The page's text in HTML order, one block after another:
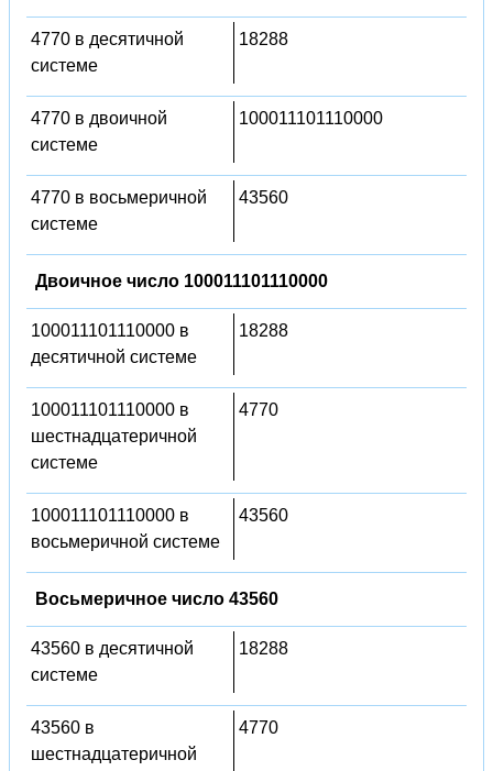
4770 в десятичной
системе
18288
4770 в двоичной
системе
100011101110000
4770 в восьмеричной
системе
43560
Двоичное число 100011101110000
100011101110000 в
десятичной системе
18288
100011101110000 в
шестнадцатеричной
системе
4770
100011101110000 в
восьмеричной системе
43560
Восьмеричное число 43560
43560 в десятичной
системе
18288
43560 в
шестнадцатеричной
4770